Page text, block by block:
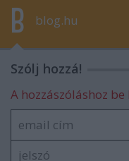
blog.hu
Szólj hozzá!
A hozzászóláshoz